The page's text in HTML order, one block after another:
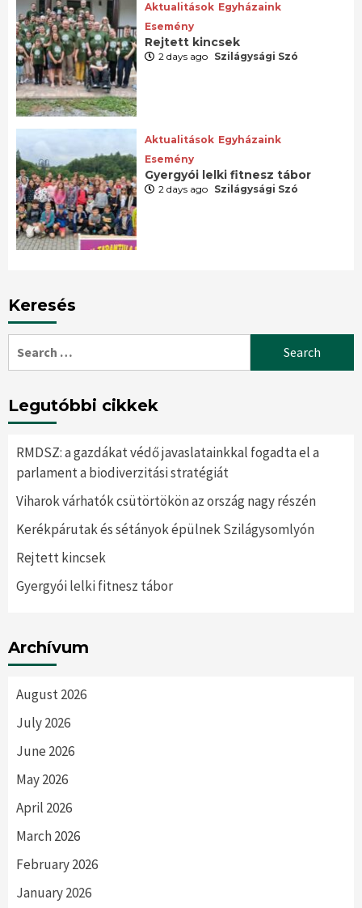
Aktualitások Egyházaink
Esemény
Rejtett kincsek
2 days ago Szilágysági Szó
Aktualitások Egyházaink
Esemény
Gyergyói lelki fitnesz tábor
2 days ago Szilágysági Szó
Keresés
for:
Legutóbbi cikkek
RMDSZ: a gazdákat védő javaslatainkkal fogadta el a
parlament a biodiverzitási stratégiát
Viharok várhatók csütörtökön az ország nagy részén
Kerékpárutak és sétányok épülnek Szilágysomlyón
Rejtett kincsek
Gyergyói lelki fitnesz tábor
Archívum
August 2026
July 2026
June 2026
May 2026
April 2026
March 2026
February 2026
January 2026